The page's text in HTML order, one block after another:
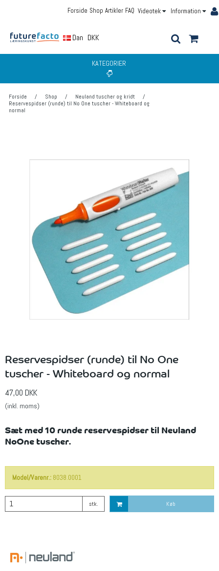
Information
Videotek
FAQ
Artikler
Shop
Forside
DanskDKK
KATEGORIER
Forside / Shop / Neuland tuscher og kridt
/
Reservespidser (runde) til No One tuscher - Whiteboard og
normal
Reservespidser (runde) til No One
tuscher - Whiteboard og normal
47,00 DKK
(inkl. moms)
Sæt med 10 runde reservespidser til Neuland
NoOne tuscher.
Model/Varenr.: 8038.0001
stk. Køb